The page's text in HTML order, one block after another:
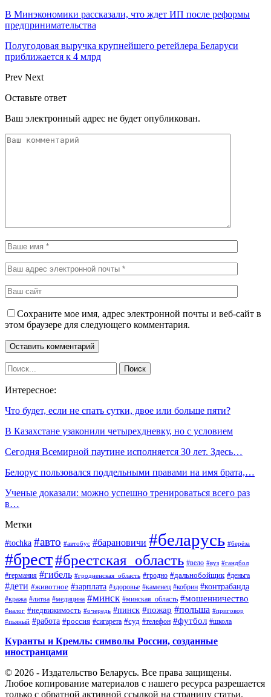
В Минэкономики рассказали, что ждет ИП после реформы
предпринимательства
Полугодовая выручка крупнейшего ретейлера Беларуси
приближается к 4 млрд
Prev Next
Оставьте ответ
Ваш электронный адрес не будет опубликован.
Сохраните мое имя, адрес электронной почты и веб-сайт в
этом браузере для следующего комментария.
Интересное:
Что будет, если не спать сутки, двое или больше пяти?
В Казахстане узаконили четырехдневку, но с условием
Сегодня Всемирной паутине исполняется 30 лет. Здесь…
Белорус пользовался поддельными правами на имя брата,…
Ученые доказали: можно успешно тренироваться всего раз
в…
Метки
#tochka #авто #автобус #барановичи #беларусь #берёза
#брест#брестская_область #вело #вуз #гандбол
#германия #гибель #гродненская_область #гродно #дальнобойщик #деньга
#дети #животное #зарплата #здоровье #каменец #кобрин #контрабанда
#кража #литва #медицина #минск #минская_область #мошенничество
#налог #недвижимость #очередь #пинск #пожар #польша #приговор
#пьяный #работа #россия #сигарета #суд #телефон #футбол #школа
Куранты и Кремль: символы России, созданные
иностранцами
© 2026 - Издательство Беларусь. Все права защищены.
Любое копирование материалов с нашего ресурса разрешается
только с обратной активной ссылкой на страницу статьи.